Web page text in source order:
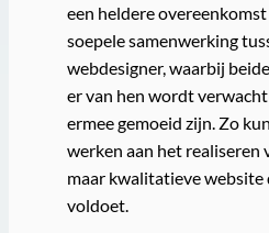
een heldere
soepele samenwerking
webdesigner, waarbij
er van hen wordt
ermee gemoeid zijn. Zo
werken aan het realiseren
maar kwalitatieve website
voldoet.